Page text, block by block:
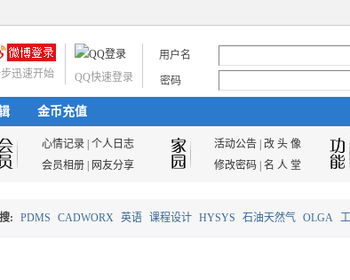
用户名
密码
QQ快速登录
迅速开始
金币充值
心情记录 个人日志 活动公告| 改 头 像
会员相册 网友分享 修改密码| 名 人 堂
: PDMS CADWORX 英语 课程设计 HYSYS 石油天然气 OLGA